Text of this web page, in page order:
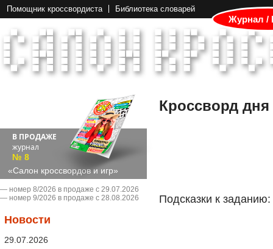
Помощник кроссвордиста Библиотека словарей
Журнал /
В ПРОДАЖЕ
журнал
№ 8
«Салон кроссвордов и игр»
― номер 8/2026 в продаже с 29.07.2026
― номер 9/2026 в продаже с 28.08.2026
Новости
29.07.2026
Кроссворд дня
Подсказки к заданию: